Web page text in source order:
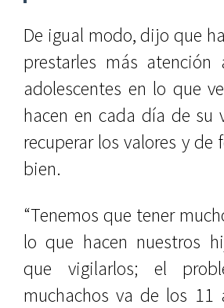
De igual modo, dijo que
prestarles más
adolescentes en lo que
hacen en cada día de su
recuperar los valores y de
bien.
“Tenemos que tener
lo que hacen nuestros
que vigilarlos; el
muchachos va de los 11